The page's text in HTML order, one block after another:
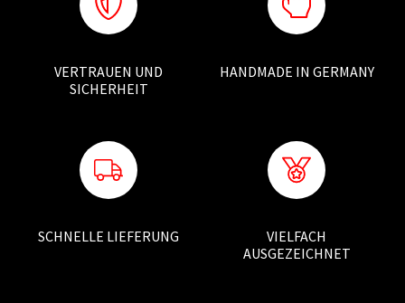
VERTRAUEN UND
SICHERHEIT
HANDMADE IN GERMANY
SCHNELLE LIEFERUNG
VIELFACH
AUSGEZEICHNET